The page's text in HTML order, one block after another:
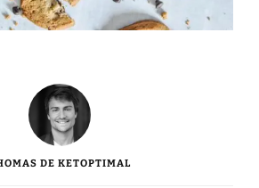
DE KETOPTIMAL